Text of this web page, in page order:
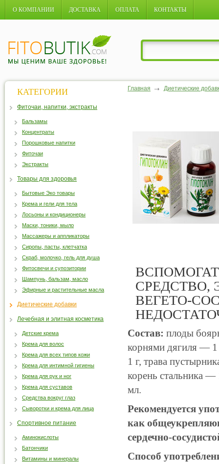
О КОМПАНИИ ДОСТАВКА ОПЛАТА КОНТАКТЫ
Главная Диетические
СРЕДСТВО,
ВЕГЕТО-
Состав: плоды
корнями дягиля —
1 г, трава
корень стальника
мл.
Рекомендуется
как
сердечно-
Способ
КАТЕГОРИИ
Фиточаи, напитки, экстракты
Бальзамы
Концентраты
Порошковые напитки
Фиточаи
Экстракты
Товары для здоровья
Бытовые Эко товары
Крема и гели для тела
Лосьоны и кондиционеры
Маски, тоники, мыло
Массажеры и аппликаторы
Сиропы, пасты, клетчатка
Скраб, молочко, гель для душа
Фитосвечи и супозитории
Шампунь, бальзам, масло
Эфирные и растительные масла
Диетические добавки
Лечебная и элитная косметика
Детские крема
Крема для волос
Крема для всех типов кожи
Крема для интимной гигиены
Крема для рук и ног
Крема для суставов
Средства вокруг глаз
Сыворотки и крема для лица
Спортивное питание
Аминокислоты
Батончики
Витамины и минералы